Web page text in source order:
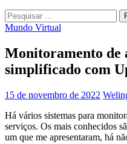
Pesquisar
por:
Mundo Virtual
Monitoramento de
simplificado com
15 de novembro de 2022
Há vários sistemas para
serviços. Os mais conhecidos
um que me apresentaram, há